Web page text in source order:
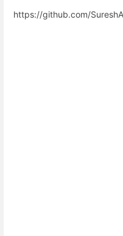
https://github.com/